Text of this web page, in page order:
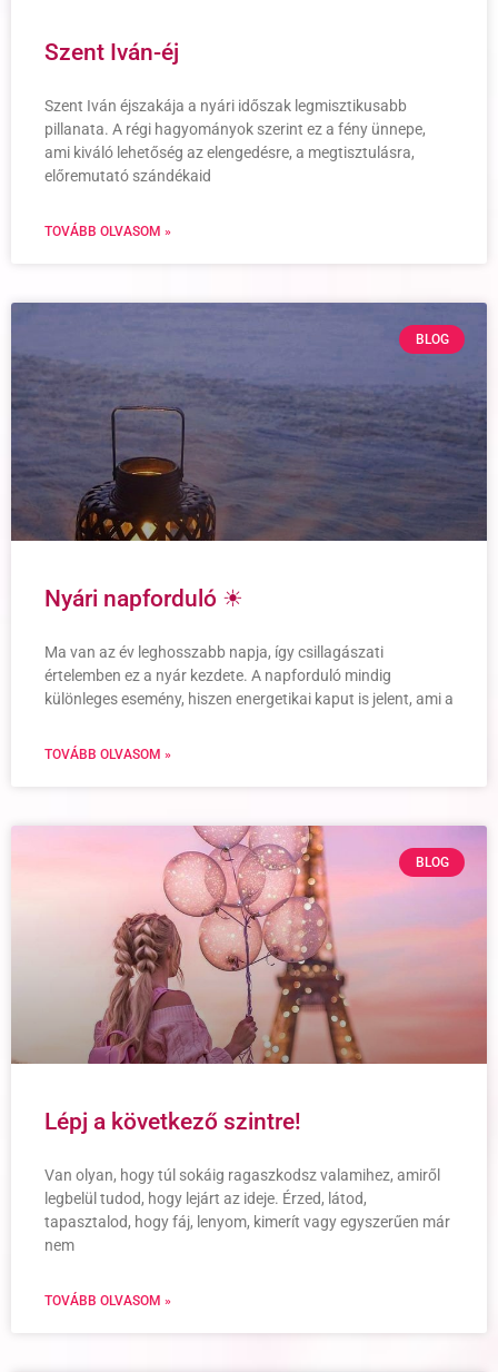
Szent Iván-éj
Szent Iván éjszakája a nyári időszak legmisztikusabb
pillanata. A régi hagyományok szerint ez a fény ünnepe,
ami kiváló lehetőség az elengedésre, a megtisztulásra,
előremutató szándékaid
TOVÁBB OLVASOM »
BLOG
Nyári napforduló ☀
Ma van az év leghosszabb napja, így csillagászati
értelemben ez a nyár kezdete. A napforduló mindig
különleges esemény, hiszen energetikai kaput is jelent, ami a
TOVÁBB OLVASOM »
BLOG
Lépj a következő szintre!
Van olyan, hogy túl sokáig ragaszkodsz valamihez, amiről
legbelül tudod, hogy lejárt az ideje. Érzed, látod,
tapasztalod, hogy fáj, lenyom, kimerít vagy egyszerűen már
nem
TOVÁBB OLVASOM »